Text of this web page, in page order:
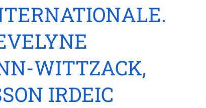
WITTZACK,
IRDEIC